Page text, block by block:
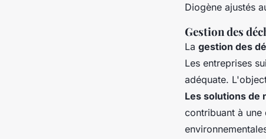
Diogène ajustés
Gestion des
La gestion des
Les entreprises
adéquate.
Les solutions de
contribuant à une